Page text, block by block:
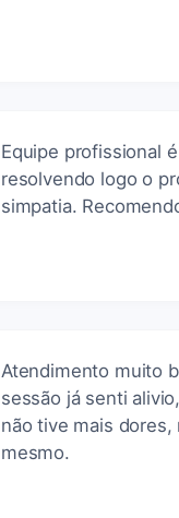
Equipe profissional
resolvendo logo o
simpatia.
Atendimento muito
sessão já senti
não tive mais
mesmo.